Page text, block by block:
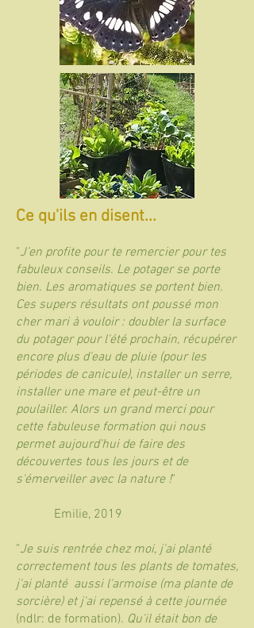
Ce qu'ils en disent...
"J'en profite pour te remercier pour tes
fabuleux conseils. Le potager se porte
bien. Les aromatiques se portent bien.
Ces supers résultats ont poussé mon
cher mari à vouloir : doubler la surface
du potager pour l'été prochain, récupérer
encore plus d'eau de pluie (pour les
périodes de canicule), installer un serre,
installer une mare et peut-être un
poulailler. Alors un grand merci pour
cette fabuleuse formation qui nous
permet aujourd'hui de faire des
découvertes tous les jours et de
s'émerveiller avec la nature !"
Emilie, 2019
"Je suis rentrée chez moi, j'ai planté
correctement tous les plants de tomates,
j'ai planté aussi l'armoise (ma plante de
sorcière) et j'ai repensé à cette journée
(ndlr: de formation). Qu'il était bon de